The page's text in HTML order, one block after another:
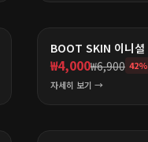
BOOT SKIN 이니셜
₩4,000₩6,900 42%
자세히 보기 →